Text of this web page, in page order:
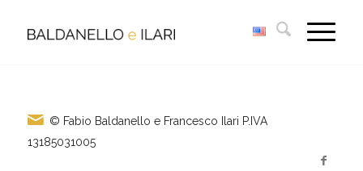
© Fabio Baldanello e Francesco Ilari P.IVA
13185031005